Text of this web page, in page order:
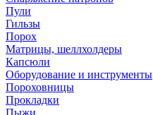
Пули
Гильзы
Порох
Матрицы, шеллхолдеры
Капсюли
Оборудование и инструменты
Пороховницы
Прокладки
Пыжи